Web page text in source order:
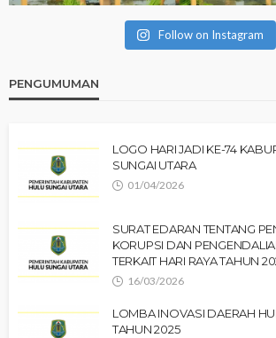
Follow on Instagram
PENGUMUMAN
LOGO HARI JADI KE-74
SUNGAI UTARA
01/04/2026
SURAT EDARAN TENTANG
KORUPSI DAN
TERKAIT HARI RAYA TAHUN
16/03/2026
LOMBA INOVASI DAERAH
TAHUN 2025